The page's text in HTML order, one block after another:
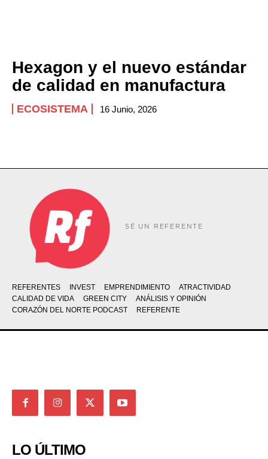
Hexagon y el nuevo estándar
de calidad en manufactura
ECOSISTEMA 16 Junio, 2026
SÉ UN REFERENTE
REFERENTES INVEST EMPRENDIMIENTO
ATRACTIVIDAD
CALIDAD DE VIDA
GREEN CITY
ANÁLISIS Y OPINIÓN
CORAZÓN DEL NORTE PODCAST
REFERENTE
LO ÚLTIMO